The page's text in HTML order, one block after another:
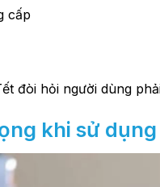
cấp
đòi hỏi người dùng
khi sử